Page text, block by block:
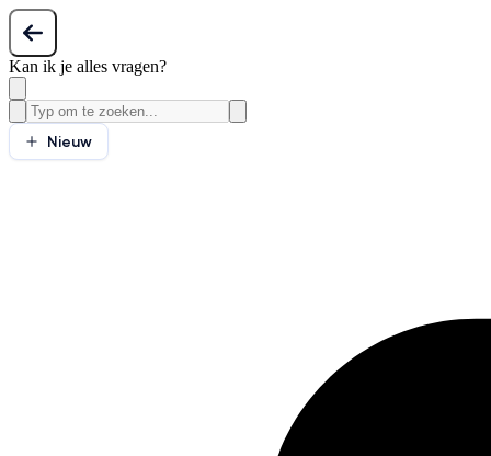
Kan ik je alles vragen?
Nieuw